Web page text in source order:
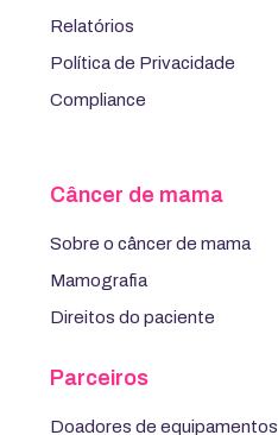
Relatórios
Política de Privacidade
Compliance
Câncer de mama
Sobre o câncer de mama
Mamografia
Direitos do paciente
Parceiros
Doadores de equipamentos